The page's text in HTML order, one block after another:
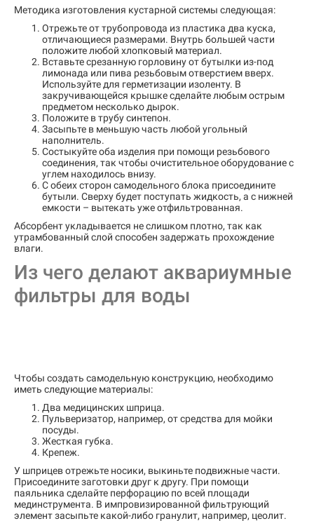
Методика изготовления кустарной системы следующая:
Отрежьте от трубопровода из пластика два куска,
отличающиеся размерами. Внутрь большей части
положите любой хлопковый материал.
Вставьте срезанную горловину от бутылки из-под
лимонада или пива резьбовым отверстием вверх.
Используйте для герметизации изоленту. В
закручивающейся крышке сделайте любым острым
предметом несколько дырок.
Положите в трубу синтепон.
Засыпьте в меньшую часть любой угольный
наполнитель.
Состыкуйте оба изделия при помощи резьбового
соединения, так чтобы очистительное оборудование с
углем находилось внизу.
С обеих сторон самодельного блока присоедините
бутыли. Сверху будет поступать жидкость, а с нижней
емкости – вытекать уже отфильтрованная.
Абсорбент укладывается не слишком плотно, так как
утрамбованный слой способен задержать прохождение
влаги.
Из чего делают аквариумные
фильтры для воды
Чтобы создать самодельную конструкцию, необходимо
иметь следующие материалы:
Два медицинских шприца.
Пульверизатор, например, от средства для мойки
посуды.
Жесткая губка.
Крепеж.
У шприцев отрежьте носики, выкиньте подвижные части.
Присоедините заготовки друг к другу. При помощи
паяльника сделайте перфорацию по всей площади
мединструмента. В импровизированной фильтрующий
элемент засыпьте какой-либо гранулит, например, цеолит.